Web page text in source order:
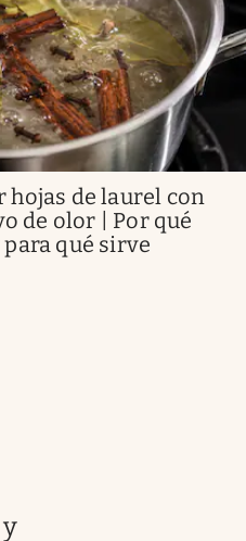
hojas de laurel con
de olor | Por qué
qué sirve